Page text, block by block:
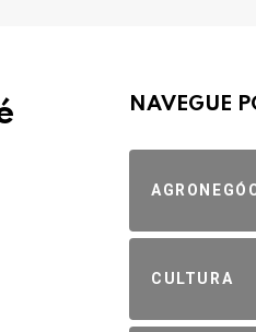
MAIS
NAVEGUE
CULTURA